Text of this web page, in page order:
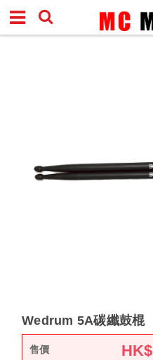
Wedrum 5A碳纖鼓棍
售價 HK$